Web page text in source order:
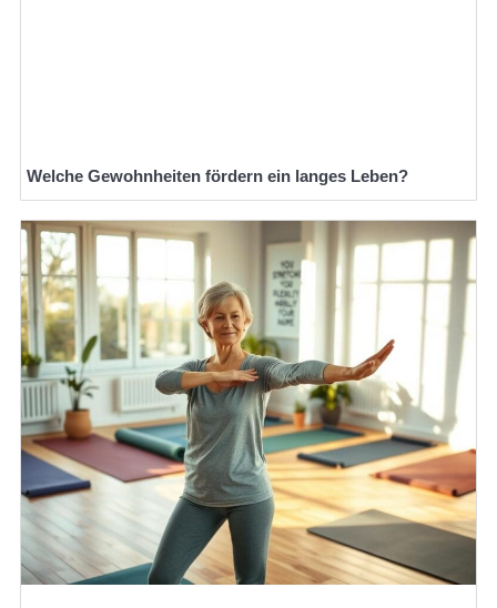
Welche Gewohnheiten fördern ein langes Leben?